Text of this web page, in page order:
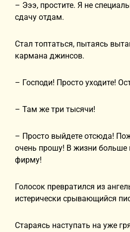
– Эээ, простите. Я не
сдачу отдам.
Стал топтаться, пытаясь
кармана джинсов.
– Господи! Просто уходите!
– Там же три тысячи!
– Просто выйдете отсюда!
очень прошу! В жизни
фирму!
Голосок превратился из
истерически срывающийся
Стараясь наступать на уже